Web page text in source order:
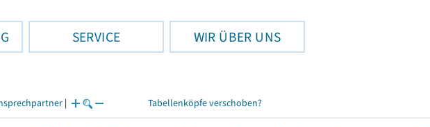
SERVICE WIR ÜBER UNS
| Tabellenköpfe verschoben?